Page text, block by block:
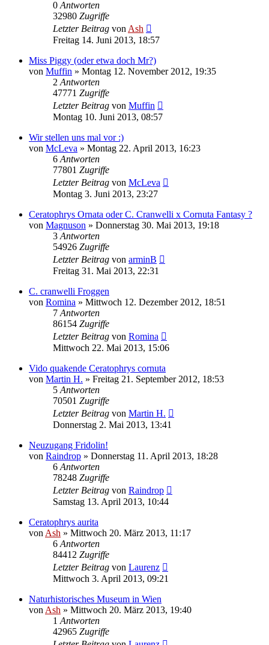
0 Antworten
32980 Zugriffe
Letzter Beitrag von Ash
Freitag 14. Juni 2013, 18:57
Miss Piggy (oder etwa doch Mr?)
von Muffin » Montag 12. November 2012, 19:35
2 Antworten
47771 Zugriffe
Letzter Beitrag von Muffin
Montag 10. Juni 2013, 08:57
Wir stellen uns mal vor :)
von McLeva » Montag 22. April 2013, 16:23
6 Antworten
77801 Zugriffe
Letzter Beitrag von McLeva
Montag 3. Juni 2013, 23:27
Ceratophrys Ornata oder C. Cranwelli x Cornuta Fantasy ?
von Magnuson » Donnerstag 30. Mai 2013, 19:18
3 Antworten
54926 Zugriffe
Letzter Beitrag von arminB
Freitag 31. Mai 2013, 22:31
C. cranwelli Froggen
von Romina » Mittwoch 12. Dezember 2012, 18:51
7 Antworten
86154 Zugriffe
Letzter Beitrag von Romina
Mittwoch 22. Mai 2013, 15:06
Vido quakende Ceratophrys cornuta
von Martin H. » Freitag 21. September 2012, 18:53
5 Antworten
70501 Zugriffe
Letzter Beitrag von Martin H.
Donnerstag 2. Mai 2013, 13:41
Neuzugang Fridolin!
von Raindrop » Donnerstag 11. April 2013, 18:28
6 Antworten
78248 Zugriffe
Letzter Beitrag von Raindrop
Samstag 13. April 2013, 10:44
Ceratophrys aurita
von Ash » Mittwoch 20. März 2013, 11:17
6 Antworten
84412 Zugriffe
Letzter Beitrag von Laurenz
Mittwoch 3. April 2013, 09:21
Naturhistorisches Museum in Wien
von Ash » Mittwoch 20. März 2013, 19:40
1 Antworten
42965 Zugriffe